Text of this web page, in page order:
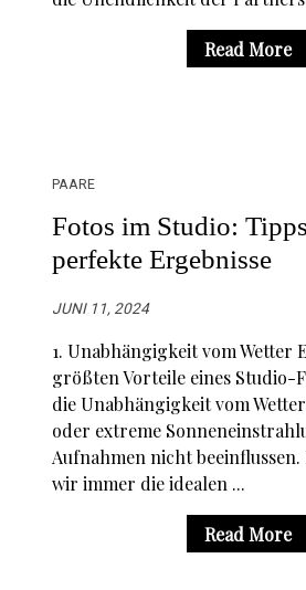
Read More
PAARE
Fotos im Studio:
perfekte Ergebnisse
JUNI 11, 2024
1. Unabhängigkeit vom Wetter
größten Vorteile eines Studio-
die Unabhängigkeit vom
oder extreme
Aufnahmen nicht
wir immer die idealen ...
Read More